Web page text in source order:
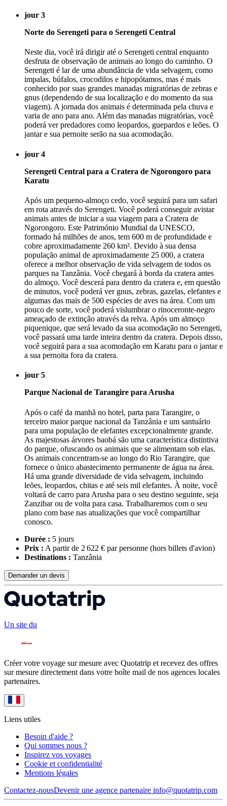
jour 3
Norte do Serengeti para o Serengeti Central
Neste dia, você irá dirigir até o Serengeti central enquanto
desfruta de observação de animais ao longo do caminho. O
Serengeti é lar de uma abundância de vida selvagem, como
impalas, búfalos, crocodilos e hipopótamos, mas é mais
conhecido por suas grandes manadas migratórias de zebras e
gnus (dependendo de sua localização e do momento da sua
viagem). A jornada dos animais é determinada pela chuva e
varia de ano para ano. Além das manadas migratórias, você
poderá ver predadores como leopardos, guepardos e leões. O
jantar e sua pernoite serão na sua acomodação.
jour 4
Serengeti Central para a Cratera de Ngorongoro para
Karatu
Após um pequeno-almoço cedo, você seguirá para um safari
em rota através do Serengeti. Você poderá conseguir avistar
animais antes de iniciar a sua viagem para a Cratera de
Ngorongoro. Este Património Mundial da UNESCO,
formado há milhões de anos, tem 600 m de profundidade e
cobre aproximadamente 260 km². Devido à sua densa
população animal de aproximadamente 25 000, a cratera
oferece a melhor observação de vida selvagem de todos os
parques na Tanzânia. Você chegará à borda da cratera antes
do almoço. Você descerá para dentro da cratera e, em questão
de minutos, você poderá ver gnus, zebras, gazelas, elefantes e
algumas das mais de 500 espécies de aves na área. Com um
pouco de sorte, você poderá vislumbrar o rinoceronte-negro
ameaçado de extinção através da relva. Após um almoço
piquenique, que será levado da sua acomodação no Serengeti,
você passará uma tarde inteira dentro da cratera. Depois disso,
você seguirá para a sua acomodação em Karatu para o jantar e
a sua pernoita fora da cratera.
jour 5
Parque Nacional de Tarangire para Arusha
Após o café da manhã no hotel, parta para Tarangire, o
terceiro maior parque nacional da Tanzânia e um santuário
para uma população de elefantes excepcionalmente grande.
As majestosas árvores baobá são uma característica distintiva
do parque, ofuscando os animais que se alimentam sob elas.
Os animais concentram-se ao longo do Rio Tarangire, que
fornece o único abastecimento permanente de água na área.
Há uma grande diversidade de vida selvagem, incluindo
leões, leopardos, chitas e até seis mil elefantes. À noite, você
voltará de carro para Arusha para o seu destino seguinte, seja
Zanzibar ou de volta para casa. Trabalharemos com o seu
plano com base nas atualizações que você compartilhar
conosco.
Durée : 5 jours
Prix : A partir de 2 622 € par personne (hors billets d'avion)
Destinations : Tanzânia
Demander un devis
Un site du
Créer votre voyage sur mesure avec Quotatrip et recevez des offres
sur mesure directement dans votre boîte mail de nos agences locales
partenaires.
Liens utiles
Besoin d'aide ?
Qui sommes nous ?
Inspirez vos voyages
Cookie et confidentialité
Mentions légales
Contactez-nousDevenir une agence partenaire info@quotatrip.com